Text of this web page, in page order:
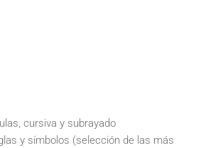
cursiva y subrayado
y símbolos (selección de las más